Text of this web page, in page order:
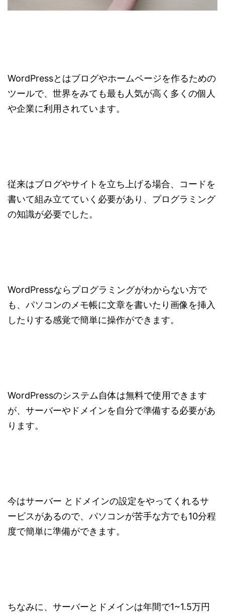
WordPressとはブログやホームページを作るための
ツールで、世界をみても最も人気が高く多くの個人
や企業に利用されています。
従来はブログやサイトを立ち上げる場合、コードを
書いて組み立てていく必要があり、プログラミング
の知識が必要でした。
WordPressならプログラミングがわからない方で
も、パソコンのメモ帳に文章を書いたり画像を挿入
したりする感覚で簡単に操作ができます。
WordPressのシステム自体は無料で使用できます
が、サーバーやドメインを自分で準備する必要があ
ります。
今はサーバー とドメインの設定をやってくれるサ
ービスがあるので、パソコンが苦手な方でも10分程
度で簡単に準備ができます。
ちなみに、サーバーとドメインは年間で1~1.5万円